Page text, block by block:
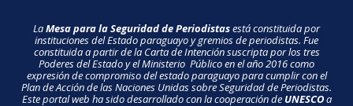
LaMesa para la Seguridad de Periodistasestá constituida por
instituciones del Estado paraguayo y gremios de periodistas. Fue
constituida a partir de la Carta de Intención suscripta por los tres
Poderes del Estado y el Ministerio Público en el año 2016 como
expresión de compromiso del estado paraguayo para cumplir con el
Plan de Acción de las Naciones Unidas sobre Seguridad de Periodistas.
Este portal web ha sido desarrollado con la cooperación de UNESCOa